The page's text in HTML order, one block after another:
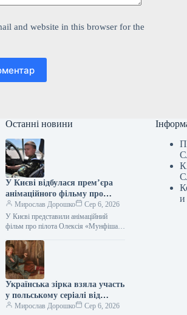
and website in this browser for the
Останні новини
У Києві відбулася прем’єра
анімаційного фільму про
пілота Олексія «Мунфіша»
Меся.
Мирослав Дорошко
Сер 6, 2026
У Києві представили анімаційний
фільм про пілота Олексія «Мунфіша»
Укрінформ У Музеї війни відбулася
прем’єра першої…
Українська зірка взяла участь
у польському серіалі від
Netflix
Мирослав Дорошко
Сер 6, 2026
и